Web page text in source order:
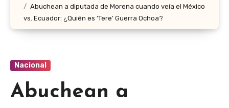
Abuchean a diputada de Morena cuando veía el México
vs. Ecuador: ¿Quién es ‘Tere’ Guerra Ochoa?
Nacional
Abuchean a